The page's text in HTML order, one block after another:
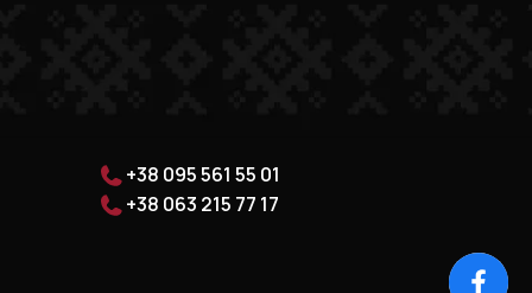
+38 095 561 55 01
+38 063 215 77 17